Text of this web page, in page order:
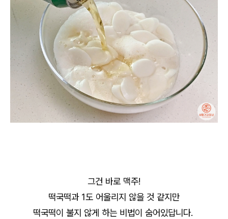
그건 바로 맥주!
떡국떡과 1도 어울리지 않을 것 같지만
떡국떡이 불지 않게 하는 비법이 숨어있답니다.